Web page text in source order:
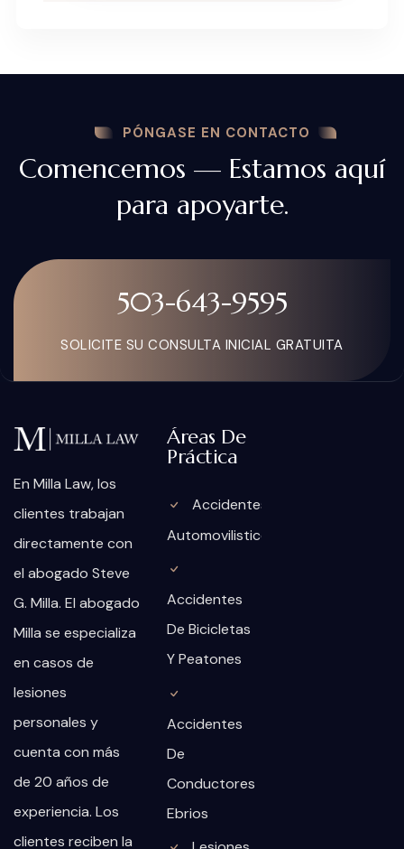
PÓNGASE EN CONTACTO
Comencemos — Estamos aquí
para apoyarte.
503-643-9595
SOLICITE SU CONSULTA INICIAL GRATUITA
En Milla Law, los
clientes trabajan
directamente con
el abogado Steve
G. Milla. El abogado
Milla se especializa
en casos de
lesiones
personales y
cuenta con más
de 20 años de
experiencia. Los
clientes reciben la
Áreas De
Práctica
Accidentes
Automovilisticos
Accidentes
De Bicicletas
Y Peatones
Accidentes
De
Conductores
Ebrios